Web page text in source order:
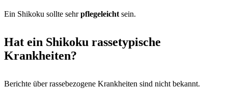
Ein Shikoku sollte sehrpflegeleicht sein.
Hat ein Shikoku rassetypische
Krankheiten?
Berichte über rassebezogene Krankheiten sind nicht bekannt.